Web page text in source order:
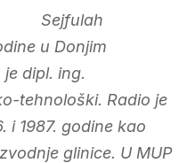
Sejfulah
u Donjim
dipl. ing.
tehnološki. Radio je
i 1987. godine kao
glinice. U MUP